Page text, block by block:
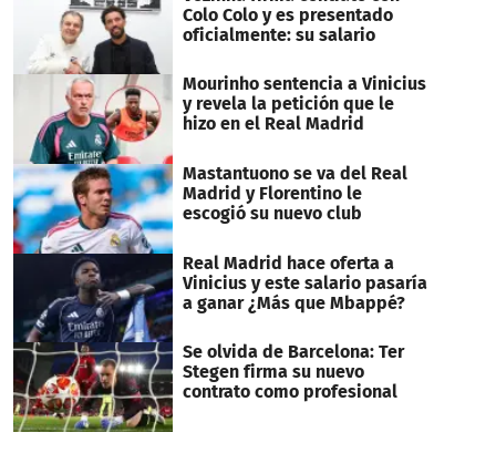
seconds
Colo Colo y es presentado
oficialmente: su salario
Mourinho sentencia a Vinicius
y revela la petición que le
hizo en el Real Madrid
Mastantuono se va del Real
Madrid y Florentino le
escogió su nuevo club
Real Madrid hace oferta a
Vinicius y este salario pasaría
a ganar ¿Más que Mbappé?
Se olvida de Barcelona: Ter
Stegen firma su nuevo
contrato como profesional